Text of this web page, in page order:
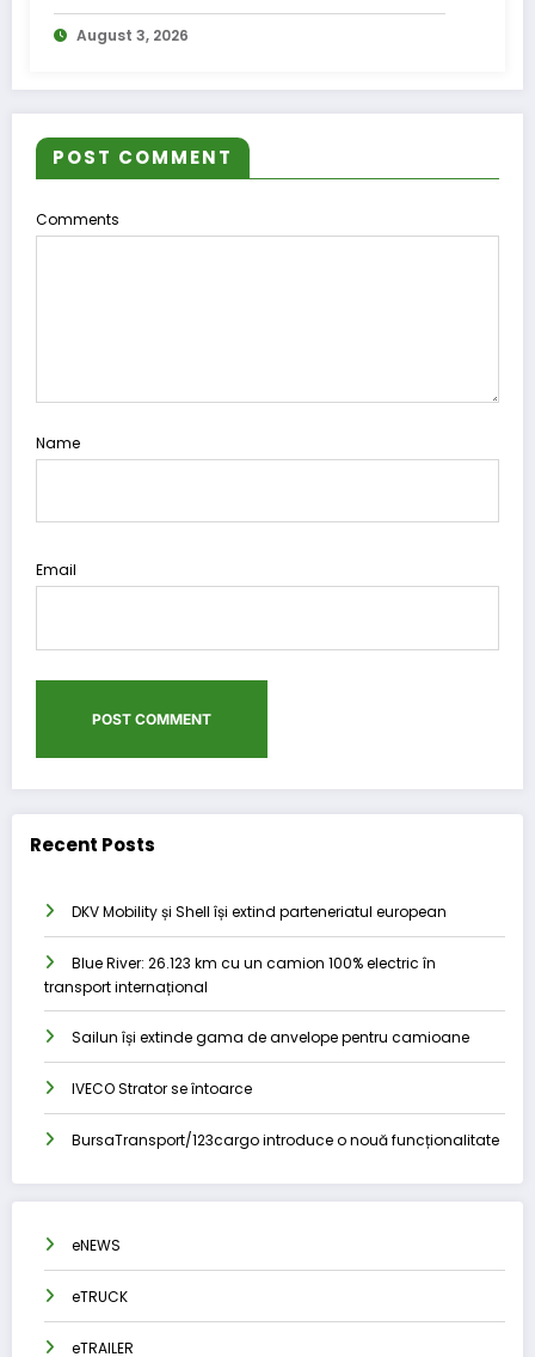
August 3, 2026
POST COMMENT
Comments
Name
Email
Recent Posts
DKV Mobility și Shell își extind parteneriatul european
Blue River: 26.123 km cu un camion 100% electric în
transport internațional
Sailun își extinde gama de anvelope pentru camioane
IVECO Strator se întoarce
BursaTransport/123cargo introduce o nouă funcționalitate
eNEWS
eTRUCK
eTRAILER